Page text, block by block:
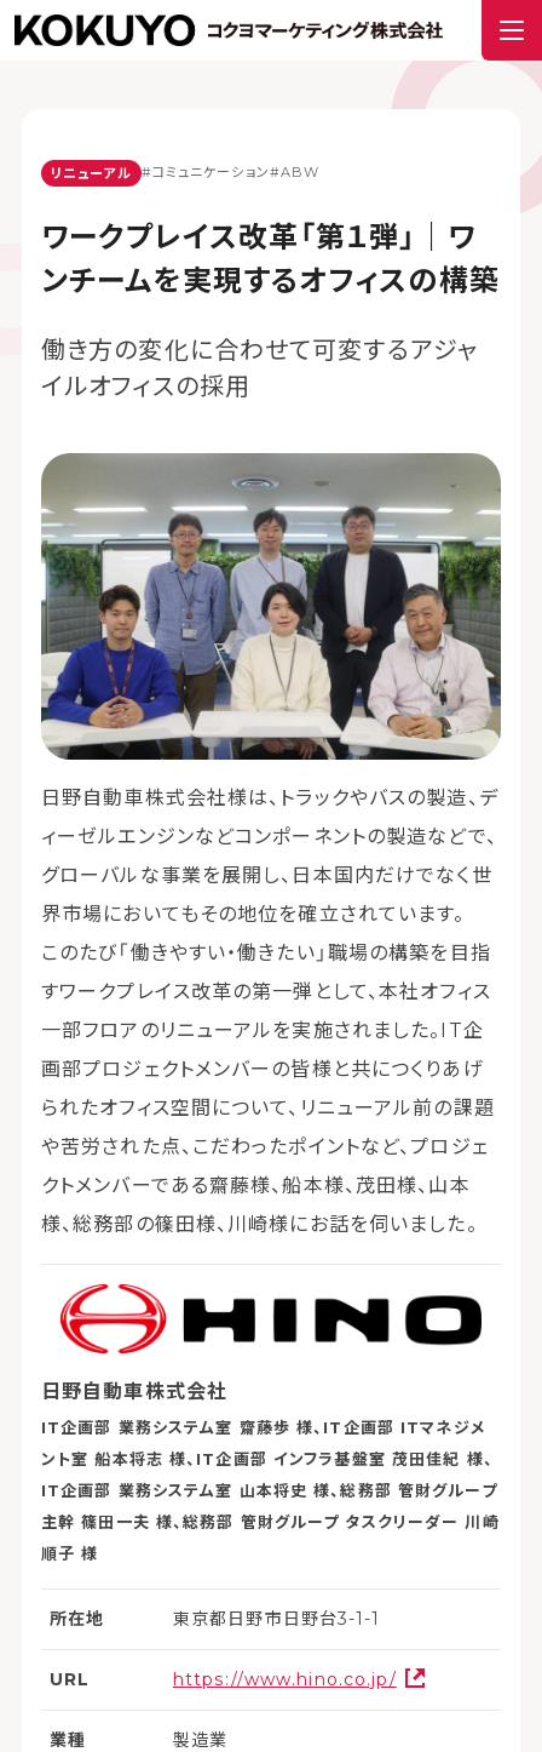
リニューアル #コミュニケーション#ABW
ワークプレイス改革「第１弾」｜ワ
ンチームを実現するオフィスの構築
働き方の変化に合わせて可変するアジャ
イルオフィスの採用
日野自動車株式会社様は、トラックやバスの製造、デ
ィーゼルエンジンなどコンポーネントの製造などで、
グローバルな事業を展開し、日本国内だけでなく世
界市場においてもその地位を確立されています。
このたび「働きやすい・働きたい」職場の構築を目指
すワークプレイス改革の第一弾として、本社オフィス
一部フロアのリニューアルを実施されました。IT企
画部プロジェクトメンバーの皆様と共につくりあげ
られたオフィス空間について、リニューアル前の課題
や苦労された点、こだわったポイントなど、プロジェ
クトメンバーである齋藤様、船本様、茂田様、山本
様、総務部の篠田様、川崎様にお話を伺いました。
日野自動車株式会社
IT企画部 業務システム室 齋藤歩 様、IT企画部 ITマネジメ
ント室 船本将志 様、IT企画部 インフラ基盤室 茂田佳紀 様、
IT企画部 業務システム室 山本将史 様、総務部 管財グループ
主幹 篠田一夫 様、総務部 管財グループ タスクリーダー 川崎
順子 様
所在地 東京都日野市日野台3-1-1
URL https://www.hino.co.jp/
業種 製造業